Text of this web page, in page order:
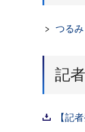
つる
記
【記